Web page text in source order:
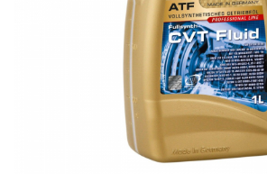
Recipiente si pulverizatoare